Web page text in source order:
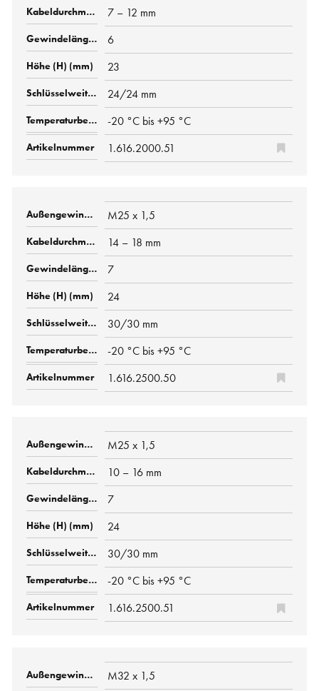
7 – 12 mm
6
23
24/24 mm
-20 °C bis +95 °C
1.616.2000.51
M25 x 1,5
14 – 18 mm
7
24
30/30 mm
-20 °C bis +95 °C
1.616.2500.50
M25 x 1,5
10 – 16 mm
7
24
30/30 mm
-20 °C bis +95 °C
1.616.2500.51
M32 x 1,5